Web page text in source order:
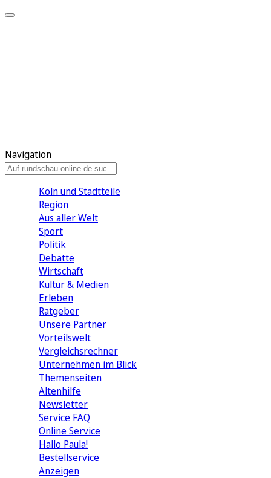
Navigation
Köln und Stadtteile
Region
Aus aller Welt
Sport
Politik
Debatte
Wirtschaft
Kultur & Medien
Erleben
Ratgeber
Unsere Partner
Vorteilswelt
Vergleichsrechner
Unternehmen im Blick
Themenseiten
Altenhilfe
Newsletter
Service FAQ
Online Service
Hallo Paula!
Bestellservice
Anzeigen